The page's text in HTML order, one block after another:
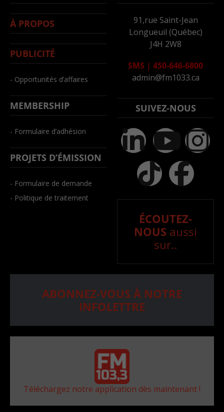
À PROPOS
PUBLICITÉ
- Opportunités d’affaires
MEMBERSHIP
- Formulaire d’adhésion
PROJETS D’ÉMISSION
- Formulaire de demande
- Politique de traitement
91,rue Saint-Jean
Longueuil (Québec)
J4H 2W8
SMS | 450-646-6800
admin@fm1033.ca
SUIVEZ-NOUS
ÉCOUTEZ-
NOUS aussi
sur..
ABONNEZ-VOUS À NOTRE
INFOLETTRE
Téléchargez notre application dès maintenant !